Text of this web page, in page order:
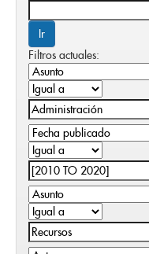
Filtros actuales: